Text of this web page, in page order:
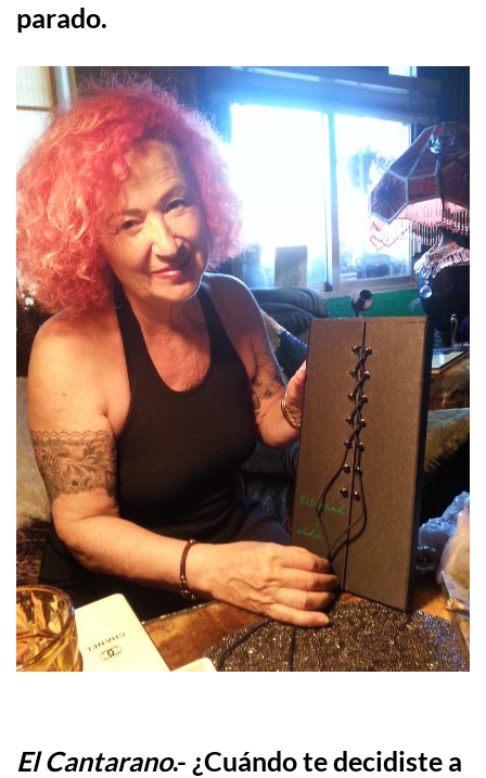
parado.
El Cantarano.- ¿Cuándo te decidiste a